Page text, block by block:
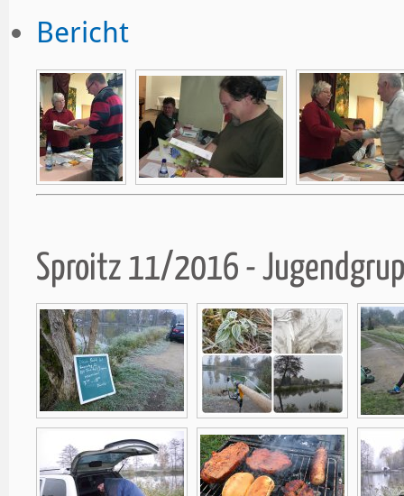
Bericht
Sproitz 11/2016 -